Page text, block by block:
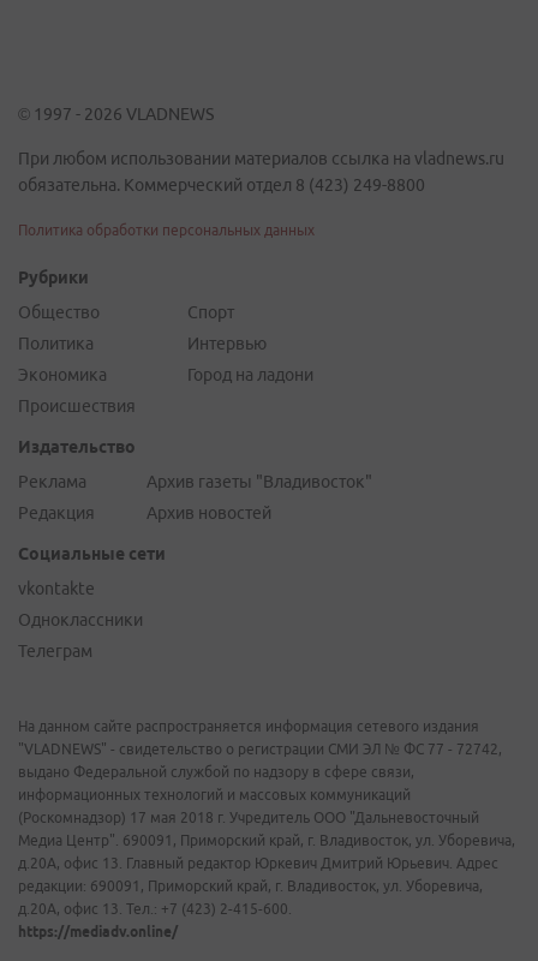
© 1997 - 2026 VLADNEWS
При любом использовании материалов ссылка на vladnews.ru
обязательна. Коммерческий отдел 8 (423) 249-8800
Политика обработки персональных данных
Рубрики
Общество
Политика
Экономика
Происшествия
Спорт
Интервью
Город на ладони
Издательство
Реклама
Редакция
Архив газеты "Владивосток"
Архив новостей
Социальные сети
vkontakte
Одноклассники
Телеграм
На данном сайте распространяется информация сетевого издания
"VLADNEWS" - свидетельство о регистрации СМИ ЭЛ № ФС 77 - 72742,
выдано Федеральной службой по надзору в сфере связи,
информационных технологий и массовых коммуникаций
(Роскомнадзор) 17 мая 2018 г. Учредитель ООО "Дальневосточный
Медиа Центр". 690091, Приморский край, г. Владивосток, ул. Уборевича,
д.20А, офис 13. Главный редактор Юркевич Дмитрий Юрьевич. Адрес
редакции: 690091, Приморский край, г. Владивосток, ул. Уборевича,
д.20А, офис 13. Тел.: +7 (423) 2-415-600.
https://mediadv.online/